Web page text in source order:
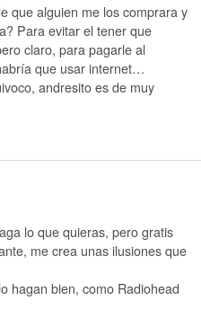
que alguien me los comprara y
Para evitar el tener que
claro, para pagarle al
que usar internet…
andresito es de muy
lo que quieras, pero gratis
me crea unas ilusiones que
hagan bien, como Radiohead